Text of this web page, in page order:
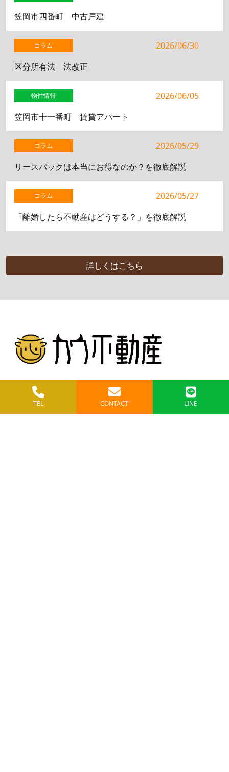
笠岡市四番町 中古戸建
コラム
2026/06/30
区分所有法 法改正
物件情報
2026/06/05
笠岡市十一番町 賃貸アパート
コラム
2026/05/29
リースバックは本当にお得なのか？を徹底解説
コラム
2026/05/27
「離婚したら不動産はどうする？」を徹底解説
詳しくはこちら
084-961-3818
〒721-0926
TEL CONTACT LINE